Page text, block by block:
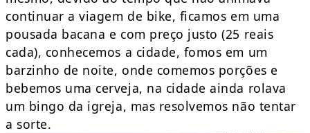
continuar a viagem de bike, ficamos em uma
pousada bacana e com preço justo (25 reais
cada), conhecemos a cidade, fomos em um
barzinho de noite, onde comemos porções e
bebemos uma cerveja, na cidade ainda rolava
um bingo da igreja, mas resolvemos não tentar
a sorte.